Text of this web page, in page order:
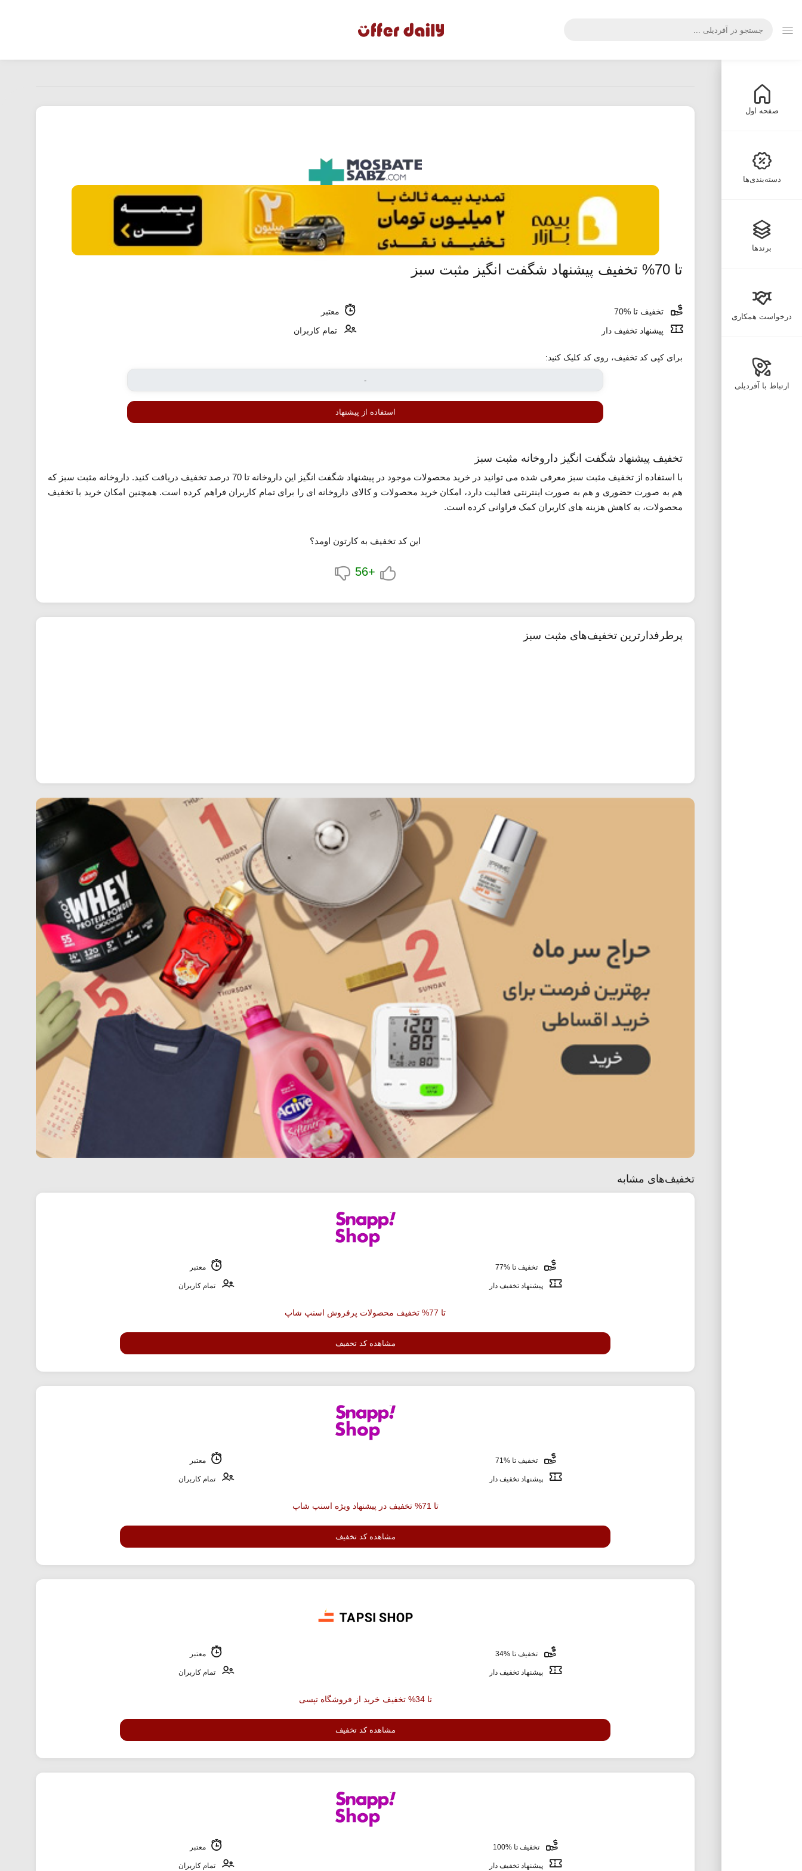
صفحه اول
دسته‌بندی‌ها
برندها
درخواست همکاری
ارتباط با آفردیلی
تا 70% تخفیف پیشنهاد شگفت انگیز مثبت سبز
تخفیف تا %70
معتبر
پیشنهاد تخفیف دار
تمام کاربران
برای کپی کد تخفیف، روی کد کلیک کنید:
استفاده از پیشنهاد
تخفیف پیشنهاد شگفت انگیز داروخانه مثبت سبز
با استفاده از تخفیف مثبت سبز معرفی شده می توانید در خرید محصولات موجود در پیشنهاد شگفت انگیز این داروخانه تا 70 درصد تخفیف دریافت کنید. داروخانه مثبت سبز که
هم به صورت حضوری و هم به صورت اینترنتی فعالیت دارد، امکان خرید محصولات و کالای داروخانه ای را برای تمام کاربران فراهم کرده است. همچنین امکان خرید با تخفیف
محصولات، به کاهش هزینه های کاربران کمک فراوانی کرده است.
این کد تخفیف به کارتون اومد؟
+56
پرطرفدارترین تخفیف‌های مثبت سبز
تخفیف‌های مشابه
تخفیف تا %77 معتبر
پیشنهاد تخفیف دار تمام کاربران
تا 77% تخفیف محصولات پرفروش اسنپ شاپ
مشاهده کد تخفیف
تخفیف تا %71 معتبر
پیشنهاد تخفیف دار تمام کاربران
تا 71% تخفیف در پیشنهاد ویژه اسنپ شاپ
مشاهده کد تخفیف
تخفیف تا %34 معتبر
پیشنهاد تخفیف دار تمام کاربران
تا 34% تخفیف خرید از فروشگاه تپسی
مشاهده کد تخفیف
تخفیف تا %100 معتبر
پیشنهاد تخفیف دار تمام کاربران